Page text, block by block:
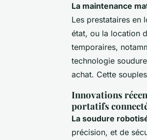
La maintenance
Les prestataires en
état, ou la location
temporaires,
technologie
achat. Cette
Innovations
portatifs
La soudure
précision, et de